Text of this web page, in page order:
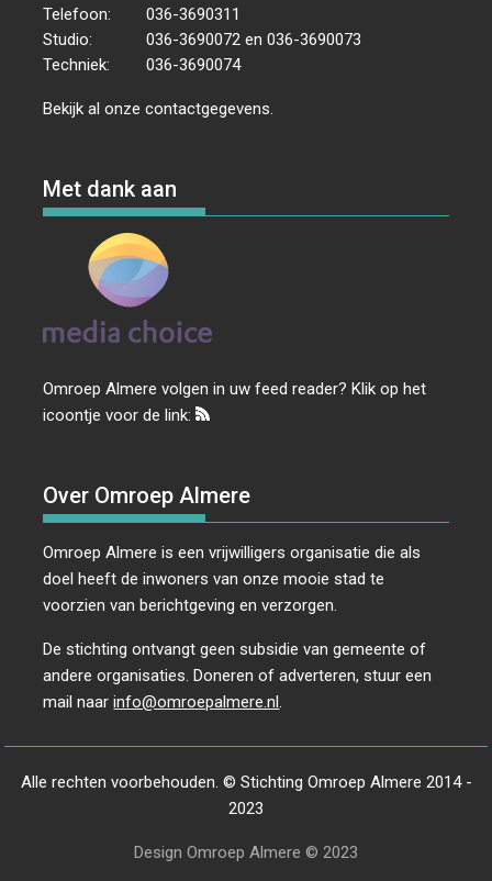
Telefoon:
036-3690311
Studio:
036-3690072 en 036-3690073
Techniek:
036-3690074
Bekijk al onzecontactgegevens
Met dank aan
Omroep Almere volgen in uw feed reader? Klik op het
icoontje voor de link:
Over Omroep Almere
Omroep Almere is een vrijwilligers organisatie die als
doel heeft de inwoners van onze mooie stad te
voorzien van berichtgeving en verzorgen.
De stichting ontvangt geen subsidie van gemeente of
andere organisaties. Doneren of adverteren, stuur een
mail naarinfo@omroepalmere.nl.
Alle rechten voorbehouden. © Stichting Omroep Almere 2014 -
2023
Design Omroep Almere © 2023